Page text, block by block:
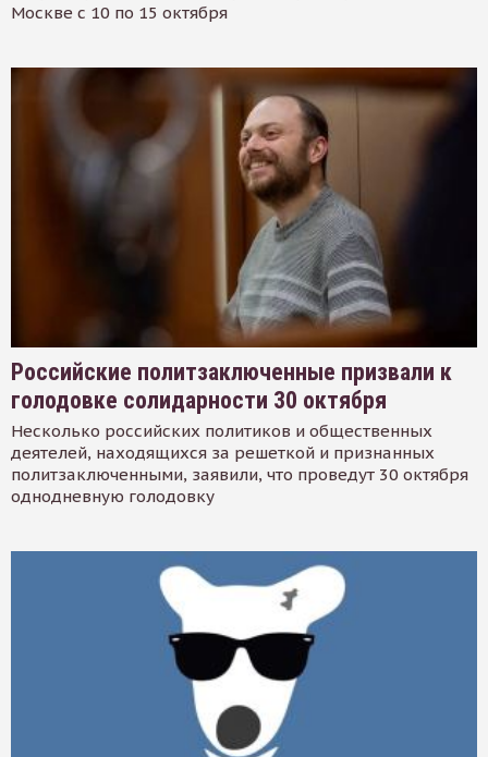
Москве с 10 по 15 октября
Российские политзаключенные призвали к
голодовке солидарности 30 октября
Несколько российских политиков и общественных
деятелей, находящихся за решеткой и признанных
политзаключенными, заявили, что проведут 30 октября
однодневную голодовку